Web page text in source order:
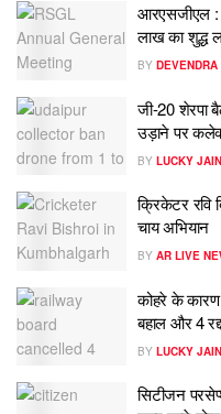
आरएसजीएल :
लाख का शुद्ध
BY DEVENDRA
जी-20 शेरपा
उड़ाने पर
BY LUCKY JAIN
क्रिकेटर
चाय अभियान
BY AR LIVE
कोहरे के
बहाल और 4
BY LUCKY JAIN
सिटीजन